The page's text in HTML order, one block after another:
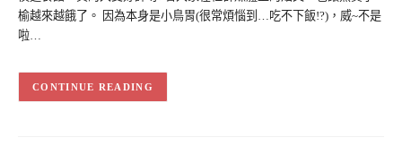
榆越來越餓了。 因為本身是小鳥胃(很常煩惱到…吃不下飯!?)，威~不是
啦…
CONTINUE READING